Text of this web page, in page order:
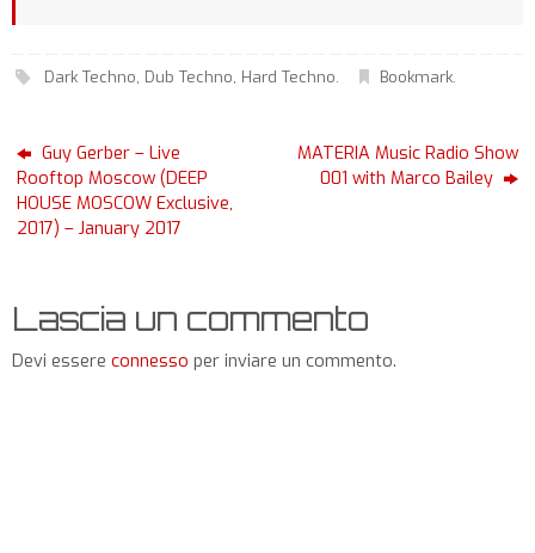
Dark Techno, Dub Techno, Hard Techno. Bookmark.
Guy Gerber – Live
Rooftop Moscow (DEEP
HOUSE MOSCOW Exclusive,
2017) – January 2017
MATERIA Music Radio Show
001 with Marco Bailey
Lascia un commento
Devi essere connesso per inviare un commento.